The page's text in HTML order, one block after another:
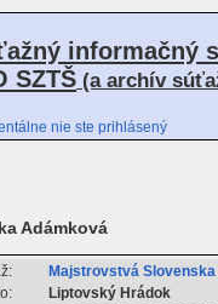
informačný
SZTŠ (a archív
nie ste prihlásený
Adámková
Majstrovstvá Slovenska
Liptovský Hrádok